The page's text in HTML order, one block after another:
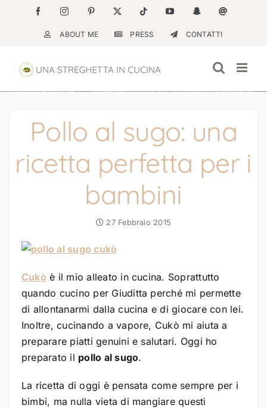
contenuto
FacebookInstagramPinterest Tiktok YouTubeSnapchatEmail
ABOUT ME PRESS CONTATTI
Pollo al sugo: una
ricetta perfetta per i
bambini
27 Febbraio 2015
Cukò è il mio alleato in cucina. Soprattutto
quando cucino per Giuditta perché mi permette
di allontanarmi dalla cucina e di giocare con lei.
Inoltre, cucinando a vapore, Cukò mi aiuta a
preparare piatti genuini e salutari. Oggi ho
preparato il pollo al sugo.
La ricetta di oggi è pensata come sempre per i
bimbi, ma nulla vieta di mangiare questi